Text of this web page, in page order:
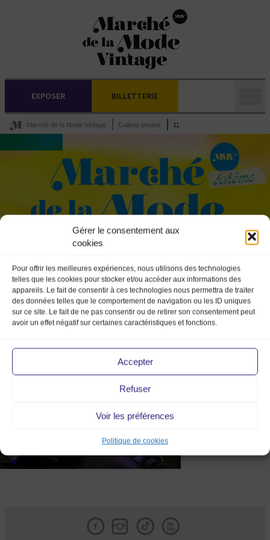
Gérer le consentement aux
cookies
Pour offrir les meilleures expériences, nous utilisons des technologies
telles que les cookies pour stocker et/ou accéder aux informations des
appareils. Le fait de consentir à ces technologies nous permettra de traiter
des données telles que le comportement de navigation ou les ID uniques
sur ce site. Le fait de ne pas consentir ou de retirer son consentement peut
avoir un effet négatif sur certaines caractéristiques et fonctions.
Accepter
Refuser
Voir les préférences
Politique de cookies
EXPOSER BILLETTERIE
Marché de la Mode Vintage Galerie photos 11
11